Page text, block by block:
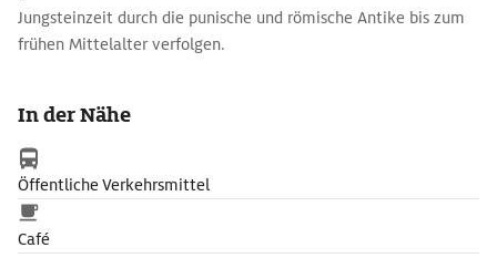
Jungsteinzeit durch die punische und römische Antike bis zum
frühen Mittelalter verfolgen.
Krieger, Hirte, Dame - die streng geometrischen Figuren wirken
wie moderne und jahrtausende alte Kunst zugleich. Aus
derselben Epoche (1500-500 v. Chr.) sind die Statuen von
Mont’e Prama, kolossale Steinfiguren mit Waffen und Schilden.
In der Nähe
Öffentliche Verkehrsmittel
Café